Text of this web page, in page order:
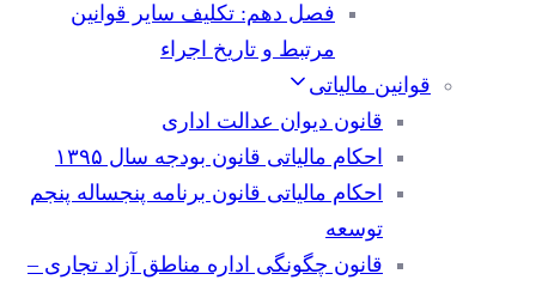
فصل دهم: تکلیف سایر قوانین
مرتبط و تاریخ اجراء
قوانین مالیاتی
قانون دیوان عدالت اداری
احکام مالیاتی قانون بودجه سال ۱۳۹۵
احکام مالیاتی قانون برنامه پنجساله پنجم
توسعه
قانون چگونگی اداره مناطق آزاد تجاری –